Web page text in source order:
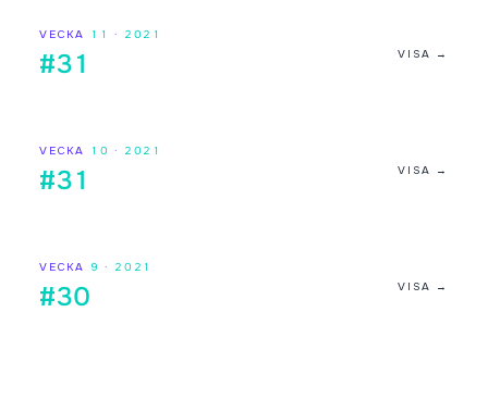
VECKA 11 · 2021
#31 VISA →
VECKA 10 · 2021
#31 VISA →
VECKA 9 · 2021
#30 VISA →